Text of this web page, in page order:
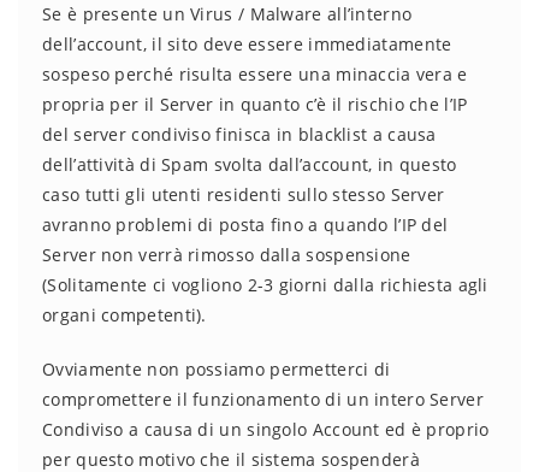
Se è presente un Virus / Malware all’interno
dell’account, il sito deve essere immediatamente
sospeso perché risulta essere una minaccia vera e
propria per il Server in quanto c’è il rischio che l’IP
del server condiviso finisca in blacklist a causa
dell’attività di Spam svolta dall’account, in questo
caso tutti gli utenti residenti sullo stesso Server
avranno problemi di posta fino a quando l’IP del
Server non verrà rimosso dalla sospensione
(Solitamente ci vogliono 2-3 giorni dalla richiesta agli
organi competenti).
Ovviamente non possiamo permetterci di
compromettere il funzionamento di un intero Server
Condiviso a causa di un singolo Account ed è proprio
per questo motivo che il sistema sospenderà